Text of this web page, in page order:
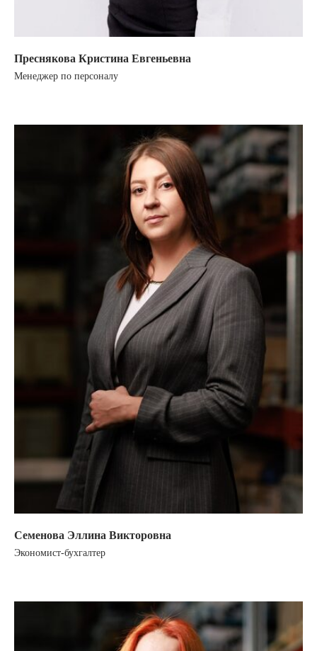
Преснякова Кристина Евгеньевна
Менеджер по персоналу
Семенова Эллина Викторовна
Экономист-бухгалтер